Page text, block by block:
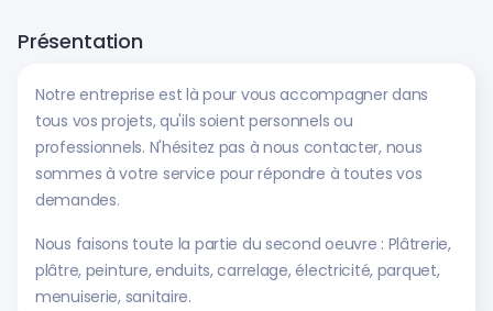
Présentation
Notre entreprise est là pour vous accompagner dans
tous vos projets, qu'ils soient personnels ou
professionnels. N'hésitez pas à nous contacter, nous
sommes à votre service pour répondre à toutes vos
demandes.
Nous faisons toute la partie du second oeuvre : Plâtrerie,
plâtre, peinture, enduits, carrelage, électricité, parquet,
menuiserie, sanitaire.